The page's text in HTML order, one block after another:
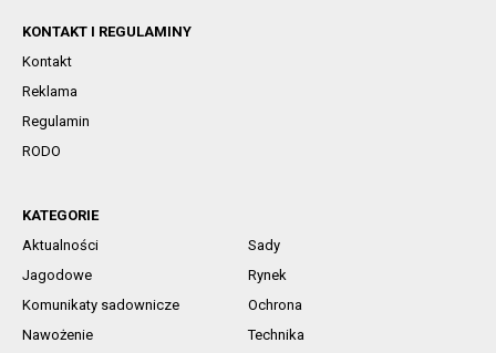
KONTAKT I REGULAMINY
Kontakt
Reklama
Regulamin
RODO
KATEGORIE
Aktualności
Sady
Jagodowe
Rynek
Komunikaty sadownicze
Ochrona
Nawożenie
Technika